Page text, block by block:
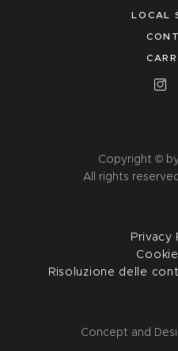
LOCAL
Copyright ©
All rights
Privacy
Risoluzione delle
Concept and